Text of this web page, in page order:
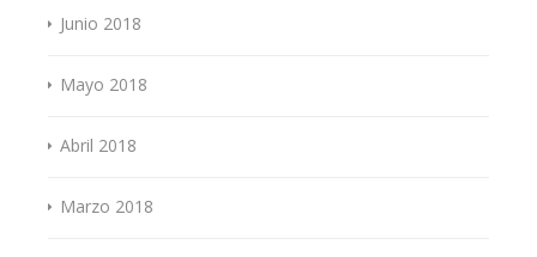
Junio 2018
Mayo 2018
Abril 2018
Marzo 2018